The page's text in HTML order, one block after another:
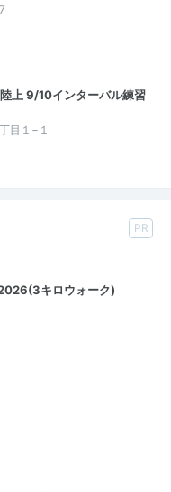
上 9/10インターバル練習
目１−１
PR
キロウォーク)